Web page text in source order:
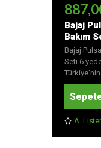
Bajaj
Bakım
Bajaj
Seti 6
A.